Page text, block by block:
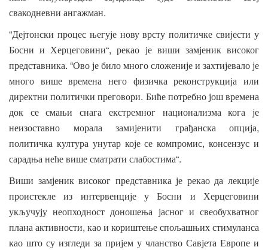
свакодневни ангажман.
“Дејтонски процес његује нову врсту политичке свијести у
Босни и Херцеговини“,рекао је виши замјеник високог
представника. “Ово је било много сложеније и захтијевало је
много
више времена него физичка реконструкција
или
директни политички преговори. Биће потребно још времена
док
се смањи снага екстремног национализма кога
је
неизоставно
морала замијенити грађанска опција,
политичка култура унутар које се компромис,консензус и
сарадња неће више сматрати слабостима“.
Виши замјеник високог представника је рекао да лекције
проистекле
из интервенције у Босни и
Херцеговини
укључују неопходност доношења јасног и свеобухватног
плана активности, као и кориштење спољашњих стимуланса
као што су изгледи за пријем у чланство Савјета Европе и